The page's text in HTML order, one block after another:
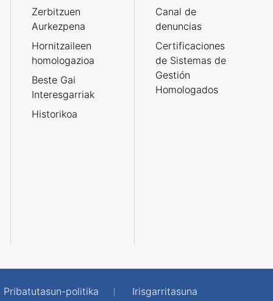
Zerbitzuen
Aurkezpena
Hornitzaileen
homologazioa
Beste Gai
Interesgarriak
Historikoa
Canal de
denuncias
Certificaciones
de Sistemas de
Gestión
Homologados
Pribatutasun-politika Irisgarritasuna